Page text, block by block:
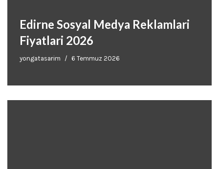
Edirne Sosyal Medya Reklamlari
Fiyatlari 2026
yongatasarim 6 Temmuz 2026